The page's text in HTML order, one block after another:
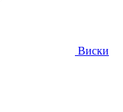
Виски